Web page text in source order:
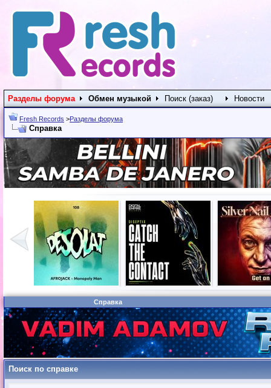
Разделы форума Обмен музыкой Поиск (заказ) Новости
Fresh Records >Разделы форума
Справка
Справка
Поиск по справке